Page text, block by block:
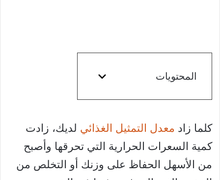
المحتويات
كلما زاد معدل التمثيل الغذائي لديك، زادت
كمية السعرات الحرارية التي تحرقها وأصبح
من الأسهل الحفاظ على وزنك أو التخلص من